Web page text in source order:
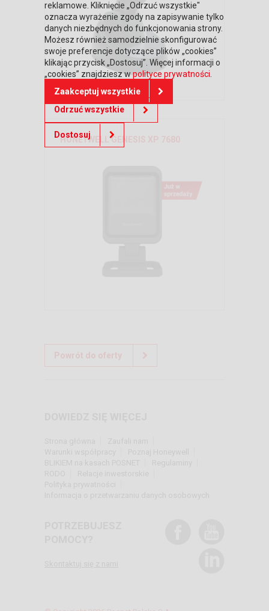
HONEYWELL GENESIS XP 7680
Powrót do oferty
reklamowe. Kliknięcie „Odrzuć wszystkie"
oznacza wyrażenie zgody na zapisywanie tylko
danych niezbędnych do funkcjonowania strony.
Możesz również samodzielnie skonfigurować
swoje preferencje dotyczące plików „cookies”
klikając przycisk „Dostosuj”. Więcej informacji o
„cookies” znajdziesz wpolityce prywatności
Zaakceptuj wszystkie
Odrzuć wszystkie
Dostosuj